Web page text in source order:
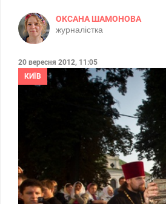
ОКСАНА ШАМОНОВА
журналістка
20 вересня 2012, 11:05
КИЇВ